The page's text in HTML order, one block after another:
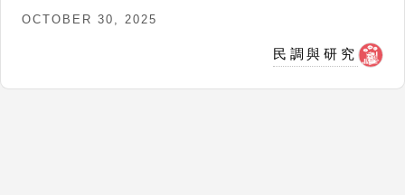
OCTOBER 30, 2025
民調與研究